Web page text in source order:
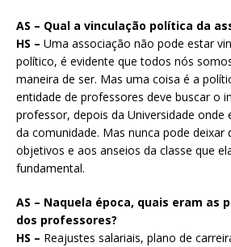
AS – Qual a vinculação política da
HS – Uma associação não pode estar
político, é evidente que todos nós
maneira de ser. Mas uma coisa é a
entidade de professores deve buscar o
professor, depois da Universidade onde
da comunidade. Mas nunca pode deixar
objetivos e aos anseios da classe que
fundamental.
AS – Naquela época, quais eram as
dos professores?
HS – Reajustes salariais, plano de